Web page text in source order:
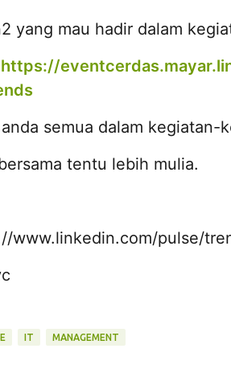
yang mau hadir dalam
https://
semua dalam
tentu lebih mulia.
www.linkedin.com/pulse/
IT MANAGEMENT